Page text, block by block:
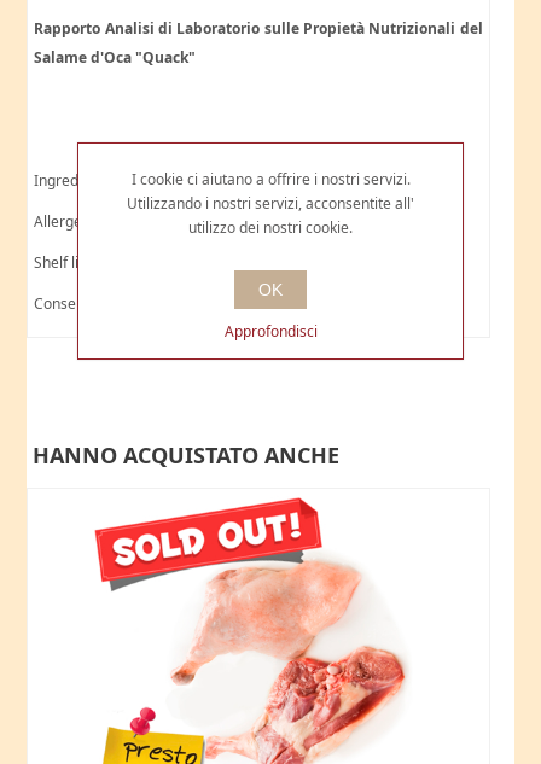
Rapporto Analisi di Laboratorio sulle Propietà Nutrizionali del
Salame d'Oca "Quack"
Ingredienti: oca, sale, vino, spezie. Budello edibile.
Allergeni: può contenere tracce di SEDANO e SENAPE
Shelf life: 3 mesi
Conservare in frigorifero a +4°C
HANNO ACQUISTATO ANCHE
I cookie ci aiutano a offrire i nostri servizi.
Utilizzando i nostri servizi, acconsentite all'
utilizzo dei nostri cookie.
OK
Approfondisci